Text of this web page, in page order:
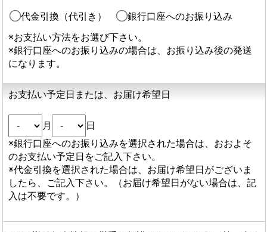
代金引換（代引き）
銀行口座へのお振り込み
※お支払い方法をお選び下さい。
※銀行口座へのお振り込みの場合は、お振り込み後の発送
になります。
お支払い予定日または、お届け希望日
月
日
※銀行口座へのお振り込みを選択された場合は、おおよそ
のお支払い予定日をご記入下さい。
※代金引換を選択された場合は、お届け希望日がございま
したら、ご記入下さい。（お届け希望日がない場合は、記
入は不要です。）